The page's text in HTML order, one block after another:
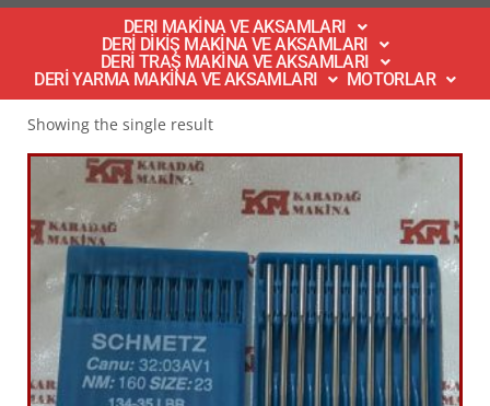
DERI MAKİNA VE AKSAMLARI
DERİ DİKİŞ MAKİNA VE AKSAMLARI
DERİ TRAŞ MAKİNA VE AKSAMLARI
DERİ YARMA MAKİNA VE AKSAMLARI
MOTORLAR
Showing the single result